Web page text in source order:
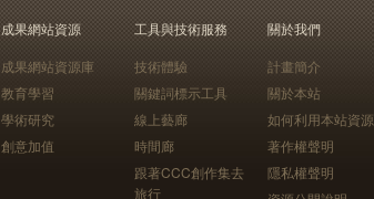
成果網站資源
成果網站資源庫
教育學習
學術研究
創意加值
工具與技術服務
技術體驗
關鍵詞標示工具
線上藝廊
時間廊
跟著CCC創作集去
旅行
關於我們
計畫簡介
關於本站
如何利用本站資源
著作權聲明
隱私權聲明